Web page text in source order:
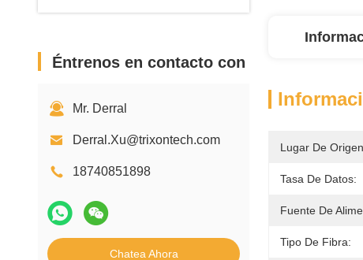
Éntrenos en contacto con
Mr. Derral
Derral.Xu@trixontech.com
18740851898
Chatea Ahora
Lugar De
Tasa De Datos:
Fuente De
Tipo De Fibra: